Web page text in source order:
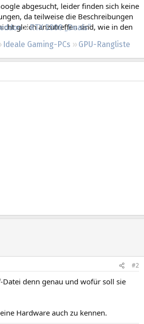
RTX 5000 „Deals“
Ideale Gaming-PCs
GPU-Rangliste
abgesucht, leider finden sich keine
da teilweise die Beschreibungen
gleich anzutreffen sind, wie in den
#2
denn genau und wofür soll sie
Hardware auch zu kennen.